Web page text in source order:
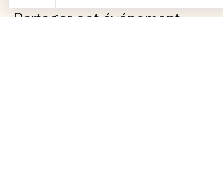
Partager cet événement